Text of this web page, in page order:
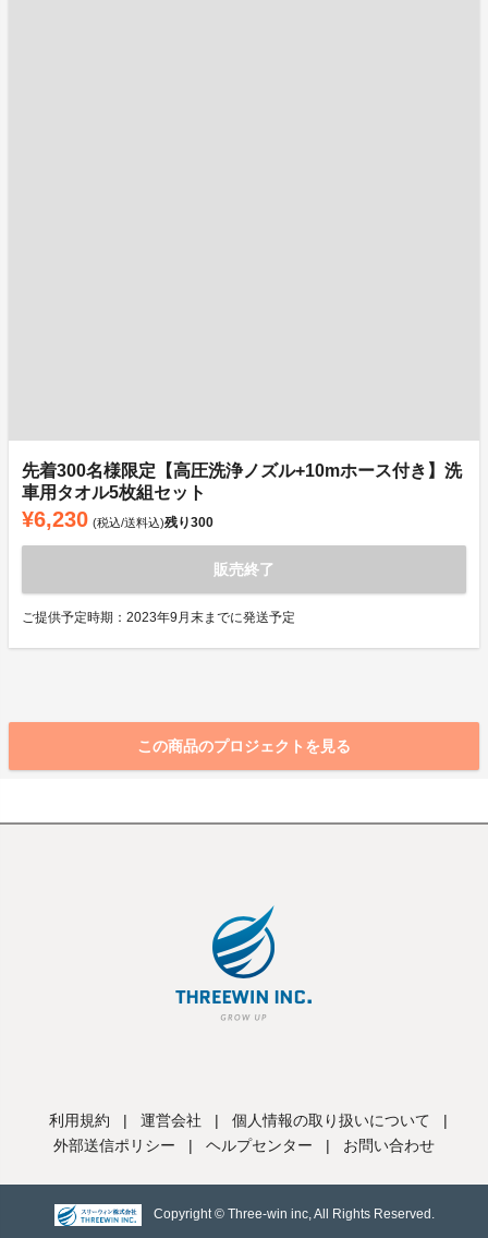
先着300名様限定【高圧洗浄ノズル+10mホース付き】洗
車用タオル5枚組セット
¥6,230 (税込/送料込)残り300
販売終了
ご提供予定時期：2023年9月末までに発送予定
この商品のプロジェクトを見る
利用規約 | 運営会社 | 個人情報の取り扱いについて
|
外部送信ポリシー
| ヘルプセンター | お問い合わせ
Copyright © Three-win inc, All Rights Reserved.